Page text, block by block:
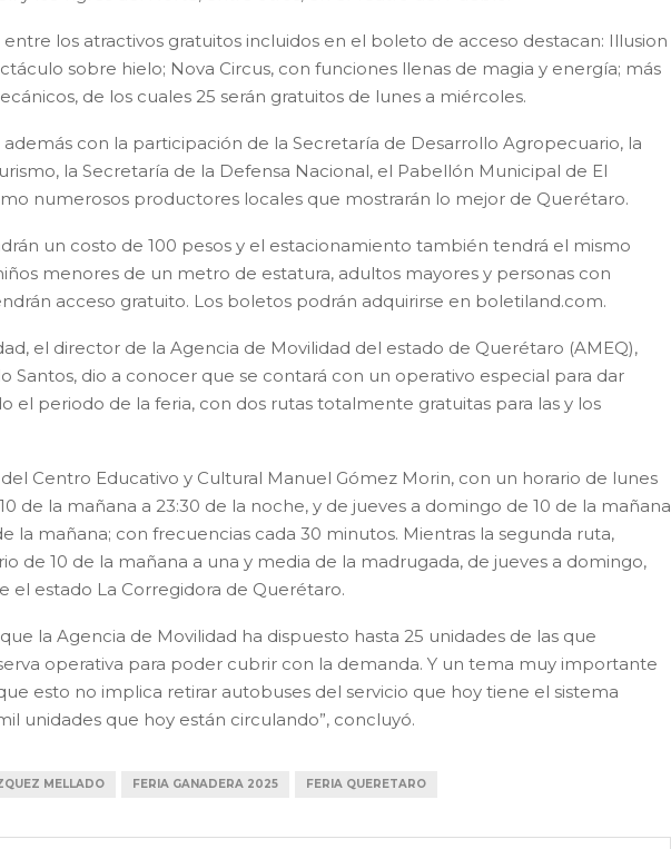
los atractivos gratuitos incluidos en el boleto de acceso destacan: Illusion
sobre hielo; Nova Circus, con funciones llenas de magia y energía; más
de los cuales 25 serán gratuitos de lunes a miércoles.
además con la participación de la Secretaría de Desarrollo Agropecuario, la
la Secretaría de la Defensa Nacional, el Pabellón Municipal de El
numerosos productores locales que mostrarán lo mejor de Querétaro.
un costo de 100 pesos y el estacionamiento también tendrá el mismo
menores de un metro de estatura, adultos mayores y personas con
acceso gratuito. Los boletos podrán adquirirse en boletiland.com.
el director de la Agencia de Movilidad del estado de Querétaro (AMEQ),
Santos, dio a conocer que se contará con un operativo especial para dar
el periodo de la feria, con dos rutas totalmente gratuitas para las y los
Centro Educativo y Cultural Manuel Gómez Morin, con un horario de lunes
de la mañana a 23:30 de la noche, y de jueves a domingo de 10 de la mañana
la mañana; con frecuencias cada 30 minutos. Mientras la segunda ruta,
de 10 de la mañana a una y media de la madrugada, de jueves a domingo,
el estado La Corregidora de Querétaro.
la Agencia de Movilidad ha dispuesto hasta 25 unidades de las que
operativa para poder cubrir con la demanda. Y un tema muy importante
esto no implica retirar autobuses del servicio que hoy tiene el sistema
unidades que hoy están circulando”, concluyó.
MELLADO FERIA GANADERA 2025 FERIA QUERETARO